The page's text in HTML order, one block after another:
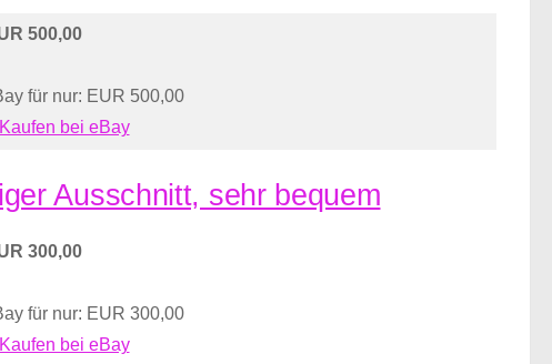
500,00
für nur: EUR 500,00
bei eBay
Ausschnitt, sehr bequem
300,00
für nur: EUR 300,00
bei eBay